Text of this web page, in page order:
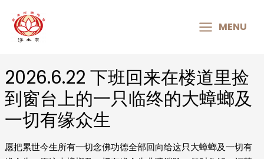
MENU
MENU
2026.6.22 下班回来在楼道里捡
到窗台上的一只临终的大蟑螂及
一切有缘众生
愿把累世今生所有一切念佛功德全部回向给这只大蟑螂及一切有
Post
navigation